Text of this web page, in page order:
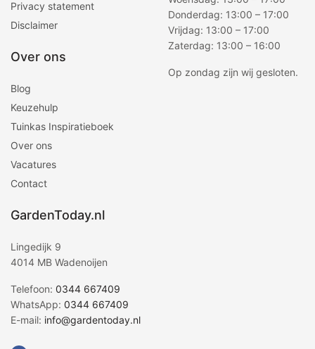
Privacy statement
Disclaimer
Over ons
Blog
Keuzehulp
Tuinkas Inspiratieboek
Over ons
Vacatures
Contact
Donderdag: 13:00 – 17:00
Vrijdag: 13:00 – 17:00
Zaterdag: 13:00 – 16:00
Op zondag zijn wij gesloten.
GardenToday.nl
Lingedijk 9
4014 MB Wadenoijen
Telefoon:0344 667409
WhatsApp:0344 667409
E-mail: info@gardentoday.nl